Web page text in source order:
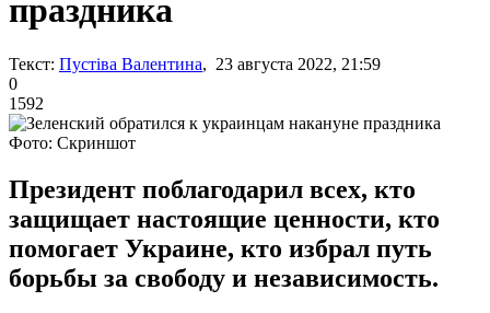
праздника
Текст: Пустіва Валентина, 23 августа 2022, 21:59
0
1592
Фото: Скриншот
Президент поблагодарил всех, кто
защищает настоящие ценности, кто
помогает Украине, кто избрал путь
борьбы за свободу и независимость.